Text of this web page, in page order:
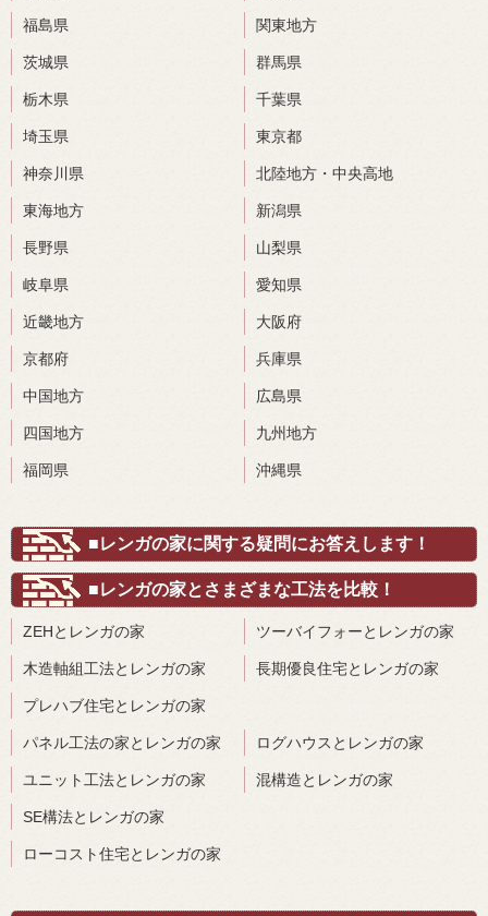
福島県 関東地方
茨城県 群馬県
栃木県 千葉県
埼玉県 東京都
神奈川県 北陸地方・中央高地
東海地方 新潟県
長野県 山梨県
岐阜県 愛知県
近畿地方 大阪府
京都府 兵庫県
中国地方 広島県
四国地方 九州地方
福岡県 沖縄県
■レンガの家に関する疑問にお答えします！
■レンガの家とさまざまな工法を比較！
ZEHとレンガの家 ツーバイフォーとレンガの家
木造軸組工法とレンガの家 長期優良住宅とレンガの家
プレハブ住宅とレンガの家
パネル工法の家とレンガの家 ログハウスとレンガの家
ユニット工法とレンガの家 混構造とレンガの家
SE構法とレンガの家
ローコスト住宅とレンガの家